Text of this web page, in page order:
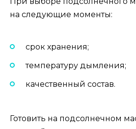
на следующие моменты:
срок хранения;
температуру дымления;
качественный состав.
Готовить на подсолнечном